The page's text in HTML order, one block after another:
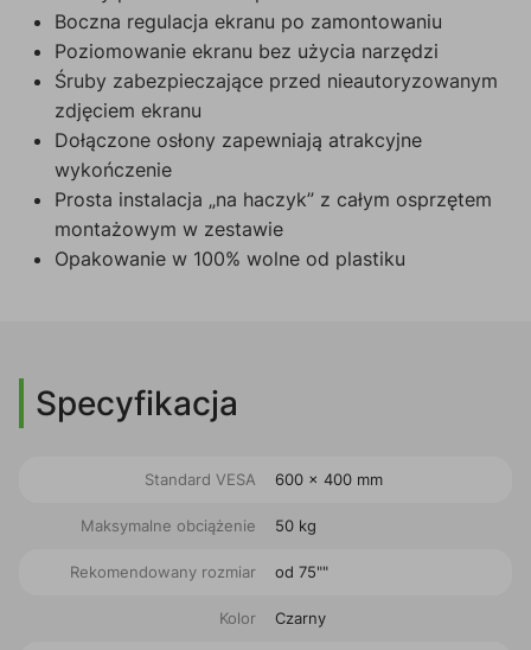
Boczna regulacja ekranu po zamontowaniu
Poziomowanie ekranu bez użycia narzędzi
Śruby zabezpieczające przed nieautoryzowanym
zdjęciem ekranu
Dołączone osłony zapewniają atrakcyjne
wykończenie
Prosta instalacja „na haczyk” z całym osprzętem
montażowym w zestawie
Opakowanie w 100% wolne od plastiku
Specyfikacja
Standard VESA 600 x 400 mm
Maksymalne obciążenie 50 kg
Rekomendowany rozmiar od 75""
Kolor Czarny